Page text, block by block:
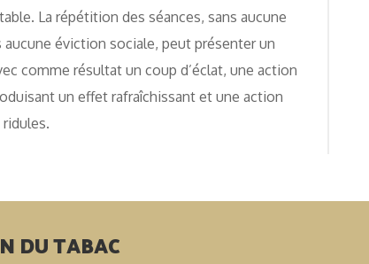
La répétition des séances, sans aucune
aucune éviction sociale, peut présenter un
comme résultat un coup d’éclat, une action
un effet rafraîchissant et une action
DU TABAC